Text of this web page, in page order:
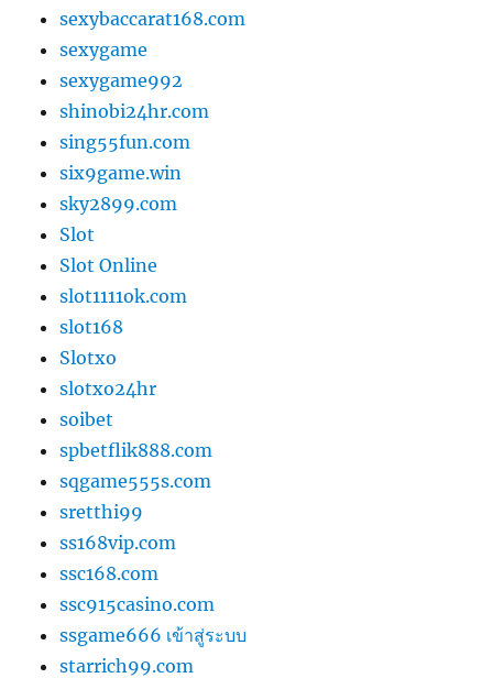
sexybaccarat168.com
sexygame
sexygame992
shinobi24hr.com
sing55fun.com
six9game.win
sky2899.com
Slot
Slot Online
slot1111ok.com
slot168
Slotxo
slotxo24hr
soibet
spbetflik888.com
sqgame555s.com
sretthi99
ss168vip.com
ssc168.com
ssc915casino.com
ssgame666 เข้าสู่ระบบ
starrich99.com